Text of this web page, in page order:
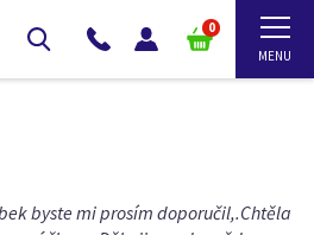
0
byste mi prosím doporučil,.Chtěla